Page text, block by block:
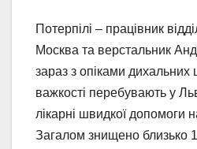
Потерпілі – працівник
Москва та верстальник
зараз з опіками дихальних
важкості перебувають у
лікарні швидкої допомоги
Загалом знищено близько